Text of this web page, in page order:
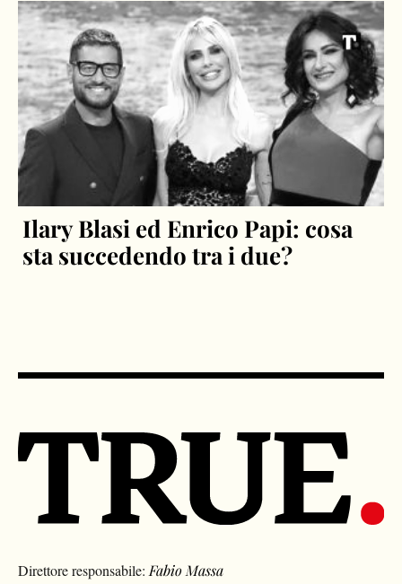
Ilary Blasi ed Enrico Papi: cosa
sta succedendo tra i due?
Direttore responsabile: Fabio Massa